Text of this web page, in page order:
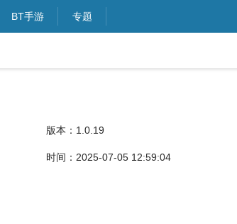
BT手游 专题
版本：1.0.19
时间：2025-07-05 12:59:04